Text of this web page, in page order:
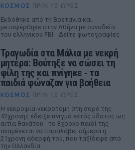
ΚΌΣΜΟΣ ΠΡΙΝ 10 ΏΡΕΣ
Εκδόθηκε από τη Βρετανία και
μεταφέρθηκε στην Αθήνα με συνοδεία
του ελληνικού FBI - Δείτε φωτογραφίες
Τραγωδία στα Μάλια με νεκρή
μητέρα: Βούτηξε να σώσει τη
φίλη της και πνίγηκε ‑ τα
παιδιά φώναζαν για βοήθεια
ΚΌΣΜΟΣ ΠΡΙΝ 10 ΏΡΕΣ
Η νεκροψία-νεκροτομή στη σορό της
42χρονης έδειξε πνιγμό εντός ύδατος ως
αιτία θανάτου - το 3χρονο παιδί της
αναμένεται να παραλάβει σήμερα η
21χρονη αδερφή του, που ταξίδεψε από
την Ολλανδία